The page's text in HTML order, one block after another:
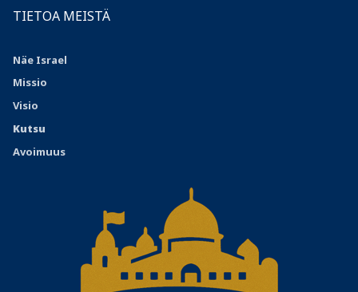
TIETOA MEISTÄ
Näe Israel
Missio
Visio
Kutsu
Avoimuus